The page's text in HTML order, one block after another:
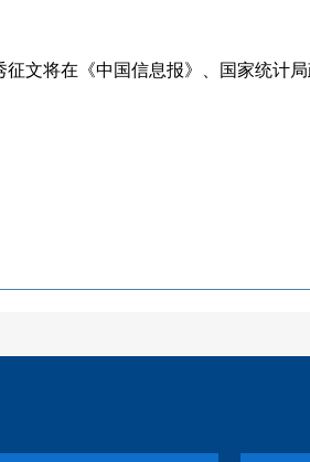
将在《中国信息报》、国家统计局